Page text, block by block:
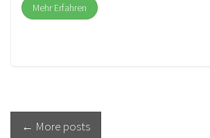
Mehr Erfahren
Beitrags
← More posts